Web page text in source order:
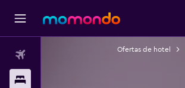
Ofertas de hotel